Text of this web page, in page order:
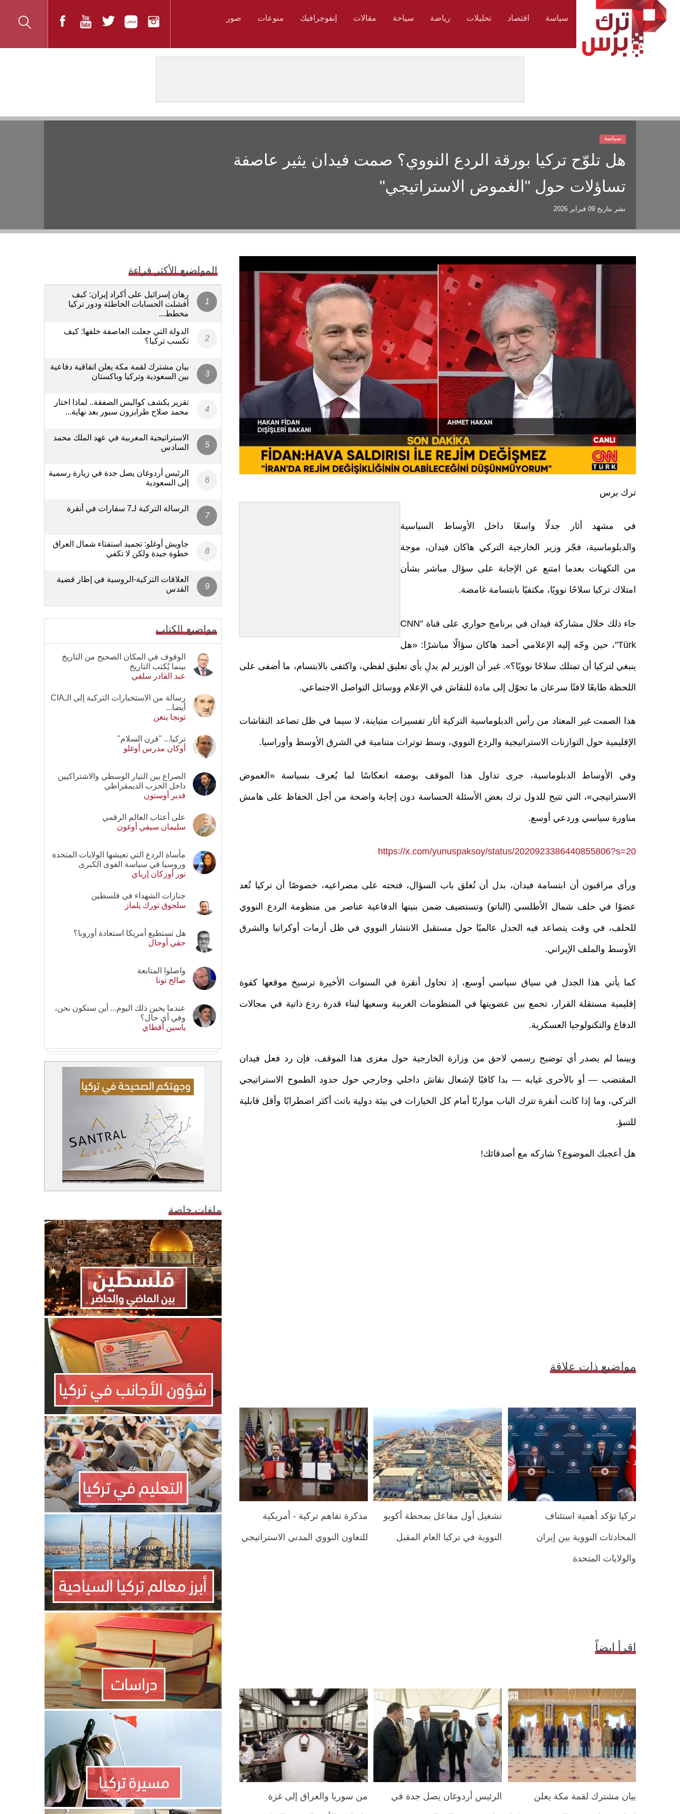
سياسة اقتصاد تحليلات رياضة سياحة مقالات إنفوجرافيك منوعات صور
هل تلوّح تركيا بورقة الردع النووي؟ صمت فيدان يثير عاصفة
تساؤلات حول "الغموض الاستراتيجي"
نشر بتاريخ 09 فبراير 2026
سياسة
ترك برس
في مشهد أثار جدلًا واسعًا داخل الأوساط السياسية
والدبلوماسية، فجّر وزير الخارجية التركي هاكان فيدان، موجة
من التكهنات بعدما امتنع عن الإجابة على سؤال مباشر بشأن
امتلاك تركيا سلاحًا نوويًا، مكتفيًا بابتسامة غامضة.
جاء ذلك خلال مشاركة فيدان في برنامج حواري على قناة "CNN
Türk"، حين وجّه إليه الإعلامي أحمد هاكان سؤالًا مباشرًا: «هل
ينبغي لتركيا أن تمتلك سلاحًا نوويًا؟». غير أن الوزير لم يدلِ بأي تعليق لفظي، واكتفى بالابتسام، ما أضفى على
اللحظة طابعًا لافتًا سرعان ما تحوّل إلى مادة للنقاش في الإعلام ووسائل التواصل الاجتماعي.
هذا الصمت غير المعتاد من رأس الدبلوماسية التركية أثار تفسيرات متباينة، لا سيما في ظل تصاعد النقاشات
الإقليمية حول التوازنات الاستراتيجية والردع النووي، وسط توترات متنامية في الشرق الأوسط وأوراسيا.
وفي الأوساط الدبلوماسية، جرى تداول هذا الموقف بوصفه انعكاسًا لما يُعرف بسياسة «الغموض
الاستراتيجي»، التي تتيح للدول ترك بعض الأسئلة الحساسة دون إجابة واضحة من أجل الحفاظ على هامش
مناورة سياسي وردعي أوسع.
https://x.com/yunuspaksoy/status/2020923386440855806?s=20
ورأى مراقبون أن ابتسامة فيدان، بدل أن تُغلق باب السؤال، فتحته على مصراعيه، خصوصًا أن تركيا تُعد
عضوًا في حلف شمال الأطلسي (الناتو) وتستضيف ضمن بنيتها الدفاعية عناصر من منظومة الردع النووي
للحلف، في وقت يتصاعد فيه الجدل عالميًا حول مستقبل الانتشار النووي في ظل أزمات أوكرانيا والشرق
الأوسط والملف الإيراني.
كما يأتي هذا الجدل في سياق سياسي أوسع، إذ تحاول أنقرة في السنوات الأخيرة ترسيخ موقعها كقوة
إقليمية مستقلة القرار، تجمع بين عضويتها في المنظومات الغربية وسعيها لبناء قدرة ردع ذاتية في مجالات
الدفاع والتكنولوجيا العسكرية.
وبينما لم يصدر أي توضيح رسمي لاحق من وزارة الخارجية حول مغزى هذا الموقف، فإن رد فعل فيدان
المقتضب — أو بالأحرى غيابه — بدا كافيًا لإشعال نقاش داخلي وخارجي حول حدود الطموح الاستراتيجي
التركي، وما إذا كانت أنقرة تترك الباب مواربًا أمام كل الخيارات في بيئة دولية باتت أكثر اضطرابًا وأقل قابلية
للتنبؤ.
هل أعجبك الموضوع؟ شاركه مع أصدقائك!
مواضيع ذات علاقة
تركيا تؤكد أهمية استئناف
المحادثات النووية بين إيران
والولايات المتحدة
تشغيل أول مفاعل بمحطة أكويو
النووية في تركيا العام المقبل
مذكرة تفاهم تركية - أمريكية
للتعاون النووي المدني الاستراتيجي
اقرأ ايضاً
بيان مشترك لقمة مكة يعلن الرئيس أردوغان يصل جدة في من سوريا والعراق إلى غزة
المواضيع الأكثر قراءة
رهان إسرائيل على أكراد إيران: كيف
أفشلت الحسابات الخاطئة ودور تركيا
مخطط...
الدولة التي جعلت العاصفة خلفها: كيف
تكسب تركيا؟
بيان مشترك لقمة مكة يعلن اتفاقية دفاعية
بين السعودية وتركيا وباكستان
تقرير يكشف كواليس الصفقة.. لماذا اختار
محمد صلاح طرابزون سبور بعد نهاية...
الاستراتيجية المغربية في عهد الملك محمد
السادس
الرئيس أردوغان يصل جدة في زيارة رسمية
إلى السعودية
الرسالة التركية لـ7 سفارات في أنقرة
جاويش أوغلو: تجميد استفتاء شمال العراق
خطوة جيدة ولكن لا تكفي
العلاقات التركية-الروسية في إطار قضية
القدس
مواضيع الكتاب
الوقوف في المكان الصحيح من التاريخ
بينما يُكتب التاريخ
عبد القادر سلفي
رسالة من الاستخبارات التركية إلى الـCIA
أيضا...
تونجا بنغن
تركيا... "قرن السلام"
أوكان مدرس أوغلو
الصراع بين التيار الوسطي والاشتراكيين
داخل الحزب الديمقراطي
قدير أوستون
على أعتاب العالم الرقمي
سليمان سيفي أوغون
مأساة الردع التي تعيشها الولايات المتحدة
وروسيا في سياسة القوى الكبرى
نور أوزكان إرباي
جنازات الشهداء في فلسطين
سلجوق تورك يلماز
هل تستطيع أمريكا استعادة أوروبا؟
حقي أوجال
واصلوا المتابعة
صالح تونا
عندما يحين ذلك اليوم... أين سنكون نحن،
وفي أي حال؟
ياسين أقطاي
ملفات خاصة